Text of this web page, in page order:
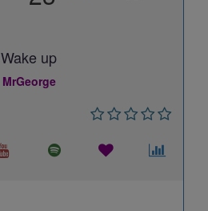
Wake up
MrGeorge